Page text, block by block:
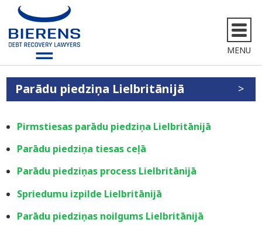
MENU
Parādu piedziņa Lielbritānijā
Pirmstiesas parādu piedziņa Lielbritānijā
Parādu piedziņa tiesas ceļā
Parādu piedziņas process Lielbritānijā
Spriedumu izpilde Lielbritānijā
Parādu piedziņas noilgums Lielbritānijā